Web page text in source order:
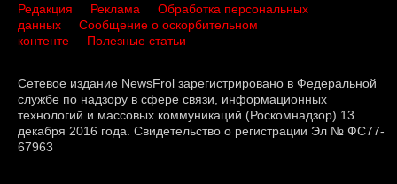
Редакция Реклама
Обработка персональных
данных
Сообщение о оскорбительном
контенте
Полезные статьи
Сетевое издание NewsFrol зарегистрировано в Федеральной
службе по надзору в сфере связи, информационных
технологий и массовых коммуникаций (Роскомнадзор) 13
декабря 2016 года. Свидетельство о регистрации Эл № ФС77-
67963